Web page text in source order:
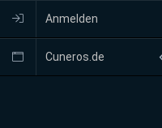
Anmelden
Cuneros.de